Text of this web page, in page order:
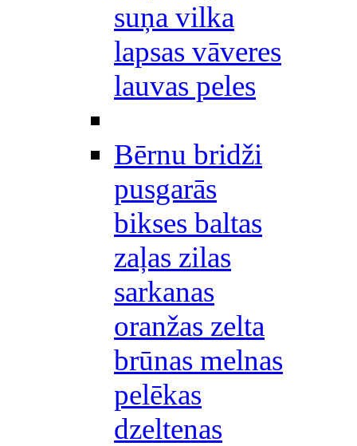
suņa vilka
lapsas vāveres
lauvas peles
Bērnu bridži
pusgarās
bikses baltas
zaļas zilas
sarkanas
oranžas zelta
brūnas melnas
pelēkas
dzeltenas